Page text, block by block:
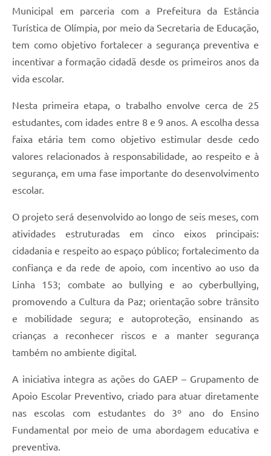
Municipal em parceria com a Prefeitura da Estância
Turística de Olímpia, por meio da Secretaria de Educação,
tem como objetivo fortalecer a segurança preventiva e
incentivar a formação cidadã desde os primeiros anos da
vida escolar.
Nesta primeira etapa, o trabalho envolve cerca de 25
estudantes, com idades entre 8 e 9 anos. A escolha dessa
faixa etária tem como objetivo estimular desde cedo
valores relacionados à responsabilidade, ao respeito e à
segurança, em uma fase importante do desenvolvimento
escolar.
O projeto será desenvolvido ao longo de seis meses, com
atividades estruturadas em cinco eixos principais:
cidadania e respeito ao espaço público; fortalecimento da
confiança e da rede de apoio, com incentivo ao uso da
Linha 153; combate ao bullying e ao cyberbullying,
promovendo a Cultura da Paz; orientação sobre trânsito
e mobilidade segura; e autoproteção, ensinando as
crianças a reconhecer riscos e a manter segurança
também no ambiente digital.
A iniciativa integra as ações do GAEP – Grupamento de
Apoio Escolar Preventivo, criado para atuar diretamente
nas escolas com estudantes do 3º ano do Ensino
Fundamental por meio de uma abordagem educativa e
preventiva.